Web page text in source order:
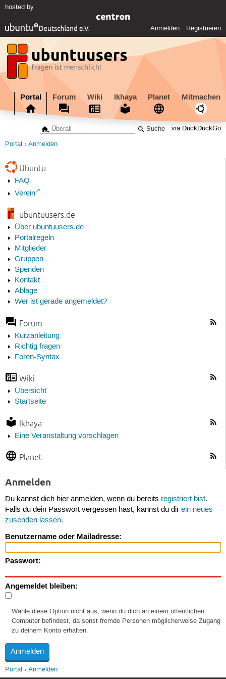
hosted by
Anmelden Registrieren
Portal Forum Wiki Ikhaya Planet Mitmachen
via DuckDuckGo
Portal Anmelden
Ubuntu
FAQ
Verein
ubuntuusers.de
Über ubuntuusers.de
Portalregeln
Mitglieder
Gruppen
Spenden
Kontakt
Ablage
Wer ist gerade angemeldet?
Forum
Kurzanleitung
Richtig fragen
Foren-Syntax
Wiki
Übersicht
Startseite
Ikhaya
Eine Veranstaltung vorschlagen
Planet
Anmelden
Du kannst dich hier anmelden, wenn du bereits registriert bist.
Falls du dein Passwort vergessen hast, kannst du dir ein neues
zusenden lassen.
Benutzername oder Mailadresse:
Passwort:
Angemeldet bleiben:
Wähle diese Option nicht aus, wenn du dich an einem öffentlichen
Computer befindest, da sonst fremde Personen möglicherweise Zugang
zu deinem Konto erhalten.
Portal Anmelden